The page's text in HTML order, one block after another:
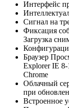
Интерфейс
Сигнал на
Фиксация
Загрузка
Браузер
Explorer IE
Chrome
Облачный
при
Встроенное